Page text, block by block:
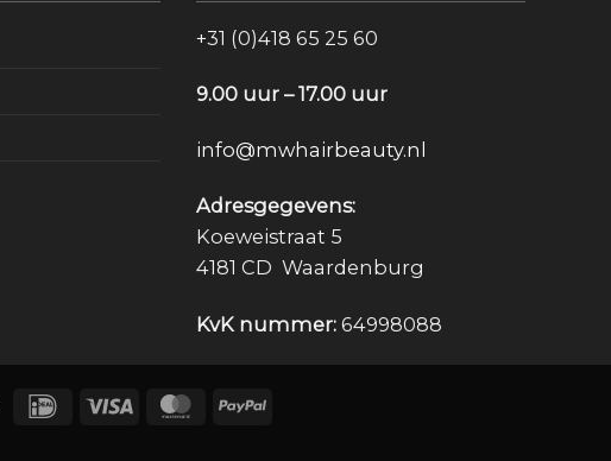
+31 (0)418 65 25 60
9.00 uur – 17.00 uur
info@mwhairbeauty.nl
Adresgegevens:
Koeweistraat 5
4181 CD Waardenburg
KvK nummer:64998088
IDeal Visa MasterCardPayPal